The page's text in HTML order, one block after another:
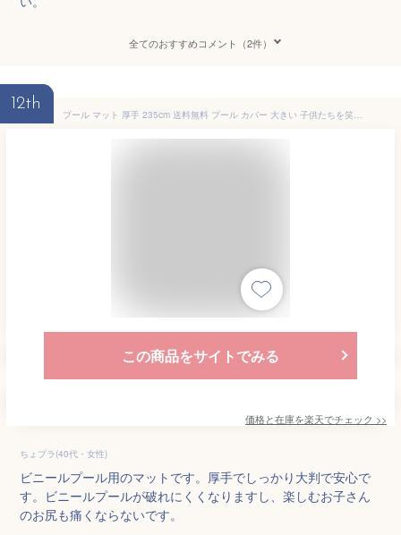
全てのおすすめコメント（2件）
12th
プール マット 厚手 235cm 送料無料 プール カバー 大きい 子供たちを笑顔にするプール ビニールプール プール下マット 大型 家庭用 235cm×185cm×3.5mm プール用マット くすみ ブルー パープル グレージュ グレー 【平日14時迄のご注文確定で当日発送】
この商品をサイトでみる
価格と在庫を楽天でチェック >>
ちょプラ(40代・女性)
ビニールプール用のマットです。厚手でしっかり大判で安心で
す。ビニールプールが破れにくくなりますし、楽しむお子さん
のお尻も痛くならないです。